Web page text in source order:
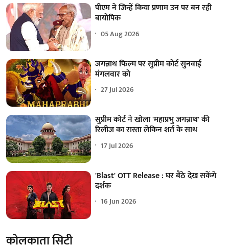
पीएम ने जिन्हें किया प्रणाम उन पर बन रही
बायोपिक
05 Aug 2026
जगन्नाथ फिल्म पर सुप्रीम कोर्ट सुनवाई
मंगलवार को
27 Jul 2026
सुप्रीम कोर्ट ने खोला 'महाप्रभु जगन्नाथ' की
रिलीज का रास्ता लेकिन शर्त के साथ
17 Jul 2026
'Blast' OTT Release : घर बैठे देख सकेंगे
दर्शक
16 Jun 2026
कोलकाता सिटी